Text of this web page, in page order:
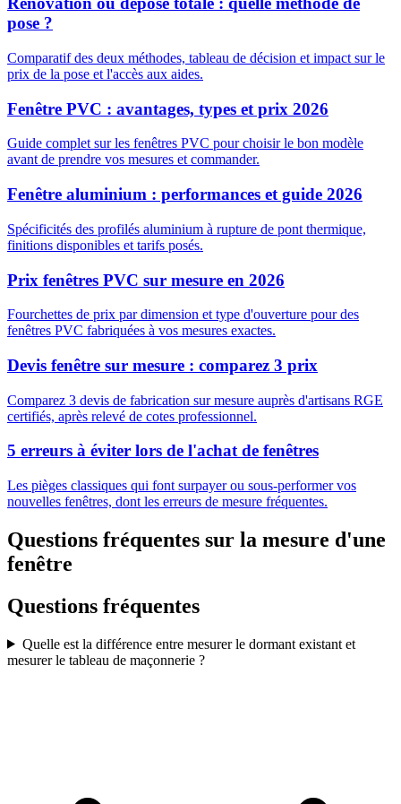
pose ?
Comparatif des deux méthodes, tableau de décision et impact sur le
prix de la pose et l'accès aux aides.
Fenêtre PVC : avantages, types et prix 2026
Guide complet sur les fenêtres PVC pour choisir le bon modèle
avant de prendre vos mesures et commander.
Fenêtre aluminium : performances et guide 2026
Spécificités des profilés aluminium à rupture de pont thermique,
finitions disponibles et tarifs posés.
Prix fenêtres PVC sur mesure en 2026
Fourchettes de prix par dimension et type d'ouverture pour des
fenêtres PVC fabriquées à vos mesures exactes.
Devis fenêtre sur mesure : comparez 3 prix
Comparez 3 devis de fabrication sur mesure auprès d'artisans RGE
certifiés, après relevé de cotes professionnel.
5 erreurs à éviter lors de l'achat de fenêtres
Les pièges classiques qui font surpayer ou sous-performer vos
nouvelles fenêtres, dont les erreurs de mesure fréquentes.
Questions fréquentes sur la mesure d'une
fenêtre
Questions fréquentes
Quelle est la différence entre mesurer le dormant existant et
mesurer le tableau de maçonnerie ?